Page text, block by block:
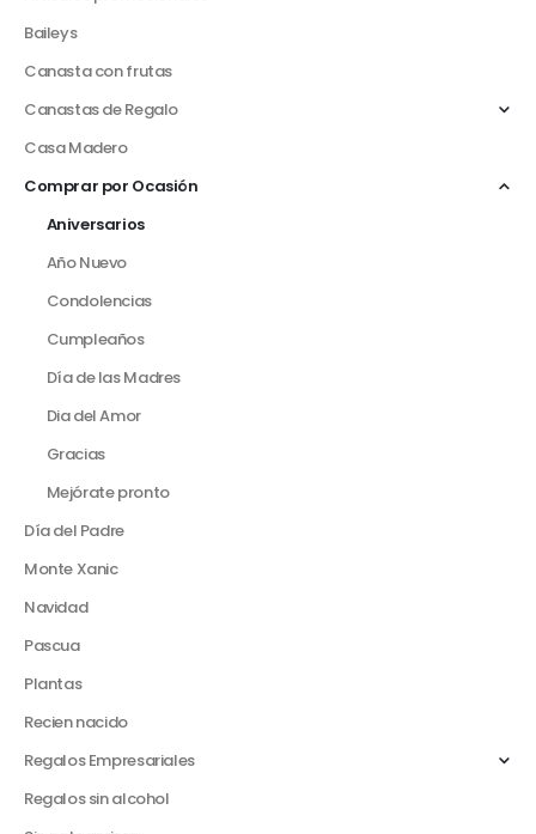
Baileys
Canasta con frutas
Canastas de Regalo
Casa Madero
Comprar por Ocasión
Aniversarios
Año Nuevo
Condolencias
Cumpleaños
Día de las Madres
Dia del Amor
Gracias
Mejórate pronto
Día del Padre
Monte Xanic
Navidad
Pascua
Plantas
Recien nacido
Regalos Empresariales
Regalos sin alcohol